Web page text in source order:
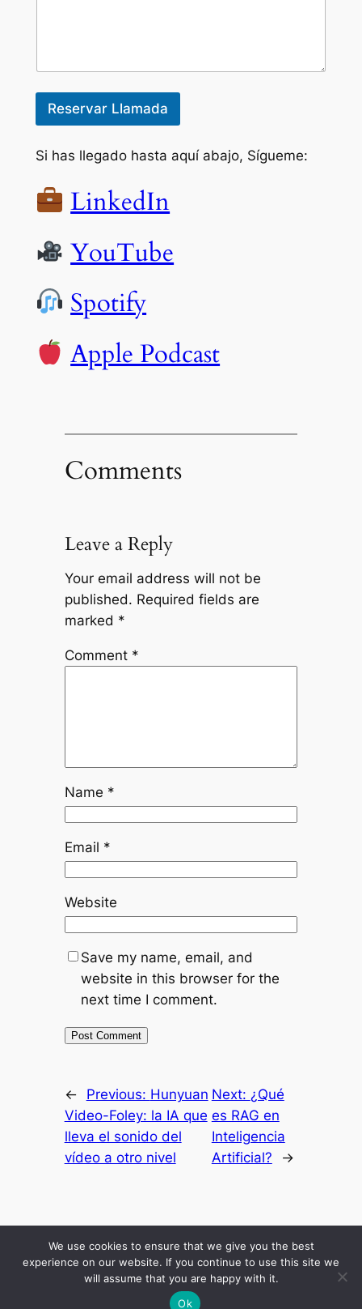
Reservar Llamada
Si has llegado hasta aquí abajo, Sígueme:
LinkedIn
YouTube
Spotify
Apple Podcast
Comments
Leave a Reply
Your email address will not be
published. Required fields are
marked *
Comment *
Name *
Email *
Website
Save my name, email, and
website in this browser for the
next time I comment.
← Previous: Hunyuan
Video-Foley: la IA que
lleva el sonido del
vídeo a otro nivel
Next: ¿Qué
es RAG en
Inteligencia
Artificial?
→
ResultadosMis SecretosBlog EconomicoPodcastAbout Me
Comunidad
We use cookies to ensure that we give you the best
experience on our website. If you continue to use this site we
will assume that you are happy with it.
Ok